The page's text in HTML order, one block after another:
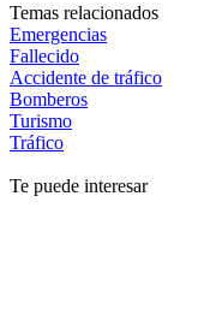
Temas relacionados
Emergencias
Fallecido
Accidente de tráfico
Bomberos
Turismo
Tráfico
Te puede interesar